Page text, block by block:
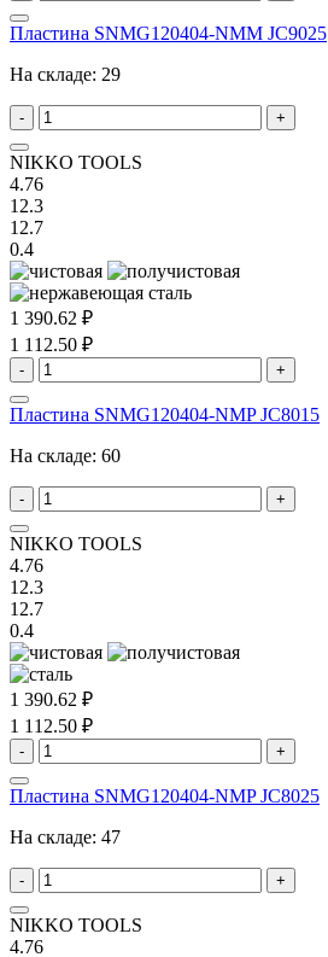
Пластина SNMG120404-NMM JC9025
На складе: 29
- +
NIKKO TOOLS
4.76
12.3
12.7
0.4
1 390.62 ₽
1 112.50 ₽
- +
Пластина SNMG120404-NMP JC8015
На складе: 60
- +
NIKKO TOOLS
4.76
12.3
12.7
0.4
1 390.62 ₽
1 112.50 ₽
- +
Пластина SNMG120404-NMP JC8025
На складе: 47
- +
NIKKO TOOLS
4.76